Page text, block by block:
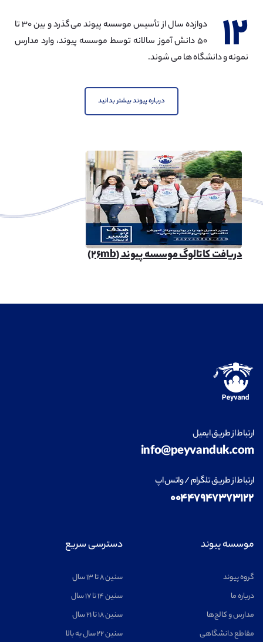
۱۲
دوازده سال از تأسیس موسسه پیوند می گذرد و بین ۳۰ تا
۵۰ دانش آموز سالانه توسط موسسه پیوند، وارد مدارس
نمونه و دانشگاه ها می شوند.
درباره پیوند بیشتر بدانید
دریافت کاتالوگ موسسه پیوند (۲۶mb)
ارتباط از طریق ایمیل
info@peyvanduk.com
ارتباط از طریق تلگرام / واتس اپ
۰۰۴۴۷۹۴۷۳۷۳۱۲۲
موسسه پیوند
گروه پیوند
درباره ما
مدارس و کالج‌ها
مقاطع دانشگاهی
دسترسی سریع
سنین ۸ تا ۱۳ سال
سنین ۱۴ تا ۱۷ سال
سنین ۱۸ تا ۲۱ سال
سنین ۲۲ سال به بالا